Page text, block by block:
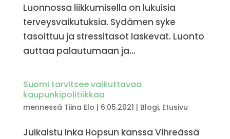
Luonnossa liikkumisella on lukuisia
terveysvaikutuksia. Sydämen syke
tasoittuu ja stressitasot laskevat. Luonto
auttaa palautumaan ja...
Suomi tarvitsee vaikuttavaa
kaupunkipolitiikkaa
mennessä Tiina Elo | 6.05.2021 | Blogi, Etusivu
Julkaistu Inka Hopsun kanssa Vihreässä